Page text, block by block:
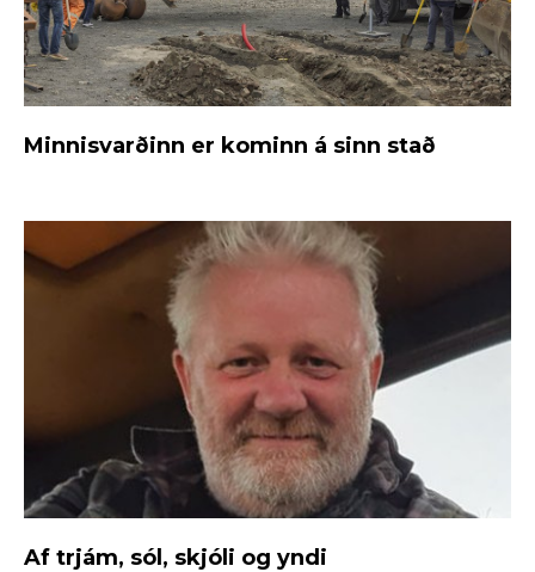
Minnisvarðinn er kominn á sinn stað
Af trjám, sól, skjóli og yndi